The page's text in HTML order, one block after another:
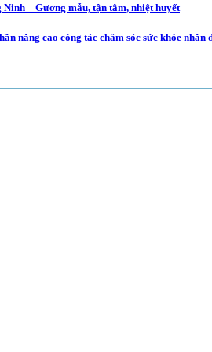
– Gương mẫu, tận tâm, nhiệt huyết
nâng cao công tác chăm sóc sức khỏe nhân